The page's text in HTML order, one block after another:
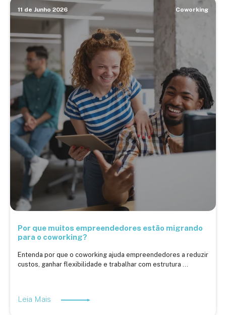
11 de Junho 2026 Coworking
Por que muitos empreendedores estão migrando
para o coworking?
Entenda por que o coworking ajuda empreendedores a reduzir
custos, ganhar flexibilidade e trabalhar com estrutura ...
Leia Mais